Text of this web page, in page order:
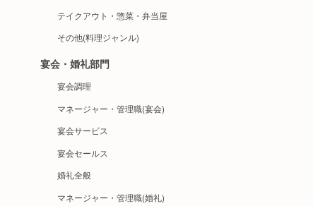
テイクアウト・惣菜・弁当屋
その他(料理ジャンル)
宴会・婚礼部門
宴会調理
マネージャー・管理職(宴会)
宴会サービス
宴会セールス
婚礼全般
マネージャー・管理職(婚礼)